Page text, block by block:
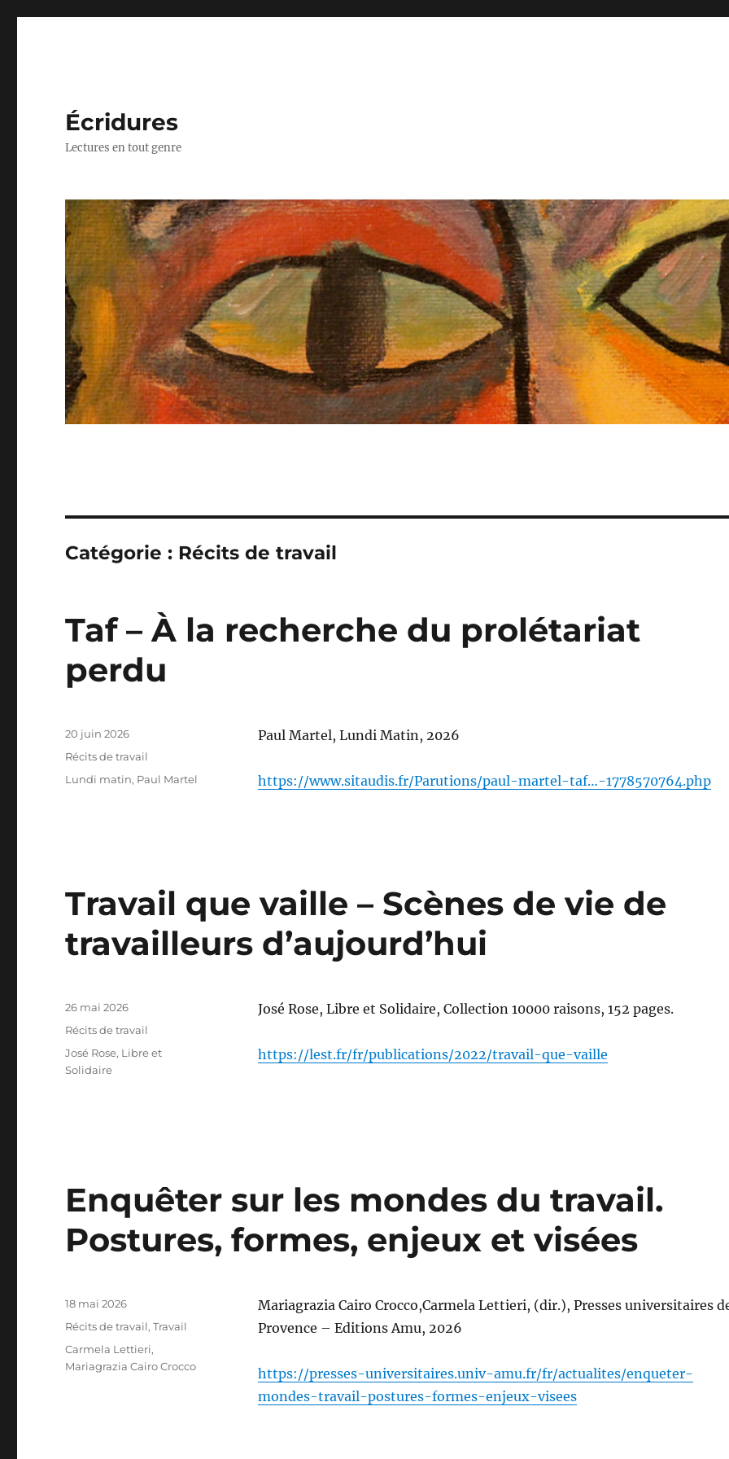
Écridures
Lectures en tout genre
Catégorie : Récits de travail
Taf – À la recherche du prolétariat
perdu
Paul Martel, Lundi Matin, 2026
https://www.sitaudis.fr/Parutions/paul-martel-taf…-1778570764.php
Publié
20 juin 2026
Catégories
Récits de travail
Étiquettes
Lundi matin, Paul Martel
Travail que vaille – Scènes de vie de
travailleurs d’aujourd’hui
José Rose, Libre et Solidaire, Collection 10000 raisons, 152 pages.
https://lest.fr/fr/publications/2022/travail-que-vaille
Publié
26 mai 2026
Catégories
Récits de travail
Étiquettes
José Rose, Libre et
Solidaire
Enquêter sur les mondes du travail.
Postures, formes, enjeux et visées
Mariagrazia Cairo Crocco,Carmela Lettieri, (dir.), Presses universitaires
Provence – Editions Amu, 2026
https://presses-universitaires.univ-amu.fr/fr/actualites/enqueter-
mondes-travail-postures-formes-enjeux-visees
Publié
18 mai 2026
Catégories
Récits de travail,Travail
Étiquettes
Carmela Lettieri,
Mariagrazia Cairo Crocco